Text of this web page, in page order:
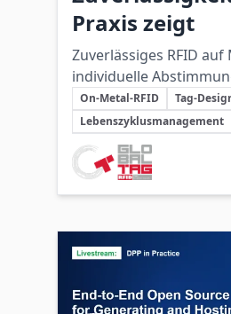
Praxis zeigt
Zuverlässiges RFID
individuelle
Frequenz, Montage
Betriebsbedingungen
Validierung im
Schlüsselthemen
On-Metal-RFID
Tag-
Lebenszyklusmanagement
Beteiligte Unternehmen